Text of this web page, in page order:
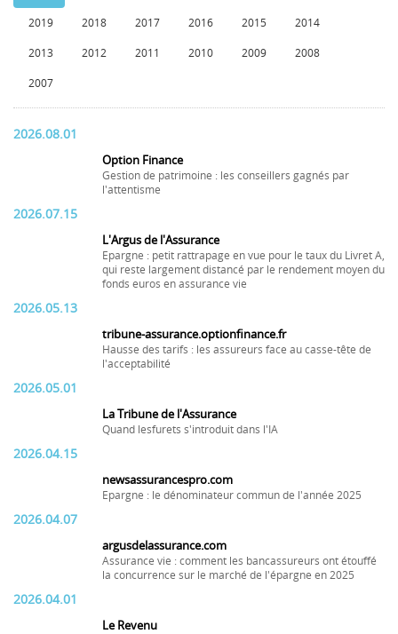
2019 2018 2017 2016 2015 2014
2013 2012 2011 2010 2009 2008
2007
2026.08.01
Option Finance
Gestion de patrimoine : les conseillers gagnés par
l'attentisme
2026.07.15
L'Argus de l'Assurance
Epargne : petit rattrapage en vue pour le taux du Livret A,
qui reste largement distancé par le rendement moyen du
fonds euros en assurance vie
2026.05.13
tribune-assurance.optionfinance.fr
Hausse des tarifs : les assureurs face au casse-tête de
l'acceptabilité
2026.05.01
La Tribune de l'Assurance
Quand lesfurets s'introduit dans l'IA
2026.04.15
newsassurancespro.com
Epargne : le dénominateur commun de l'année 2025
2026.04.07
argusdelassurance.com
Assurance vie : comment les bancassureurs ont étouffé
la concurrence sur le marché de l'épargne en 2025
2026.04.01
Le Revenu